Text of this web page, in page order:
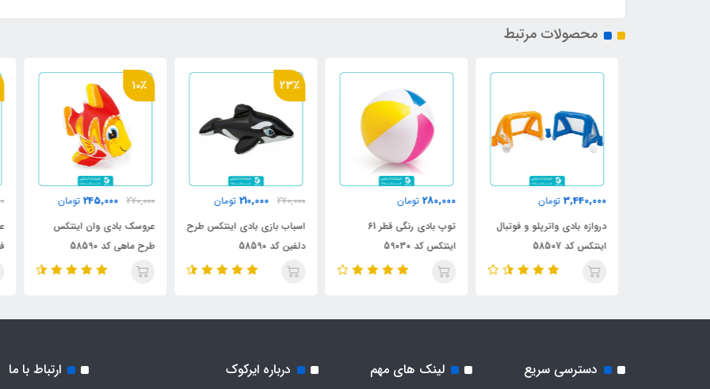
محصولات مرتبط
3,440,000 تومان
دروازه بادی واترپلو و فوتبال
اینتکس کد 58507
280,000 تومان
توپ بادی رنگی قطر 61
اینتکس کد 59030
23٪
270,000
210,000 تومان
اسباب بازی بادی اینتکس طرح
دلفین کد 58590
10٪
270,000
245,000 تومان
عروسک بادی وان اینتکس
طرح ماهی کد 58590
دسترسی سریع لینک های مهم درباره ایرکوک ارتباط با ما